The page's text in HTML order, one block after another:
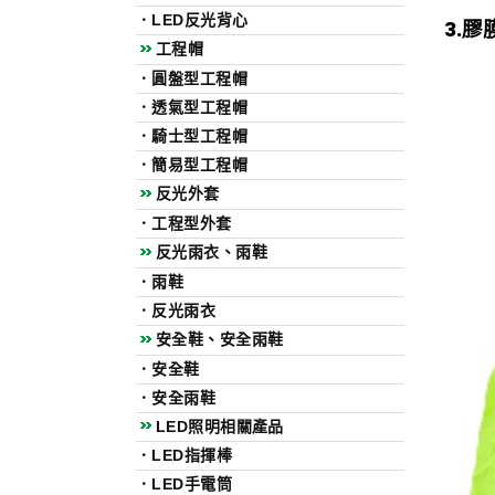
． LED反光背心
工程帽
． 圓盤型工程帽
．透氣型工程帽
．騎士型工程帽
．簡易型工程帽
反光外套
． 工程型外套
反光雨衣、雨鞋
．雨鞋
． 反光雨衣
安全鞋、安全雨鞋
． 安全鞋
． 安全雨鞋
LED照明相關產品
． LED指揮棒
． LED手電筒
3.膠